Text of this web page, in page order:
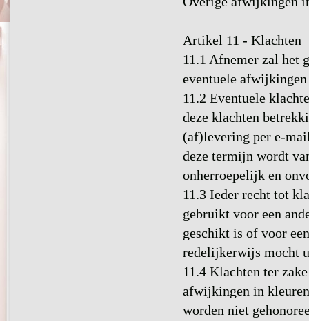
Artikel 11 - Klachten
11.1 Afnemer zal het
eventuele afwijkingen
11.2 Eventuele
deze klachten
(af)levering per e-
deze termijn wordt
onherroepelijk en
11.3 Ieder recht tot
gebruikt voor een
geschikt is of voor
redelijkerwijs mocht
11.4 Klachten ter
afwijkingen in
worden niet